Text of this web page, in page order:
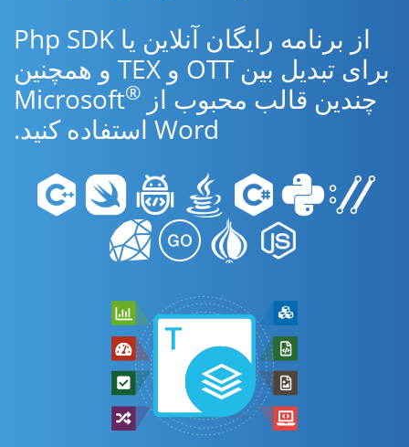
از برنامه رایگان آنلاین یا Php SDK
برای تبدیل بین OTT و TEX و همچنین
چندین قالب محبوب از Microsoft ®
Word استفاده کنید.